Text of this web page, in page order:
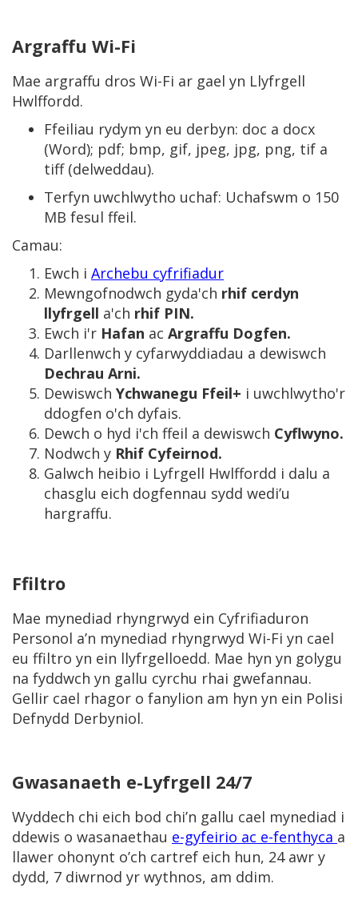
Argraffu Wi-Fi
Mae argraffu dros Wi-Fi ar gael yn Llyfrgell
Hwlffordd.
Ffeiliau rydym yn eu derbyn: doc a docx
(Word); pdf; bmp, gif, jpeg, jpg, png, tif a
tiff (delweddau).
Terfyn uwchlwytho uchaf: Uchafswm o 150
MB fesul ffeil.
Camau:
Ewch i Archebu cyfrifiadur
Mewngofnodwch gyda'ch rhif cerdyn
llyfrgell a'ch rhif PIN.
Ewch i'r Hafan ac Argraffu Dogfen.
Darllenwch y cyfarwyddiadau a dewiswch
Dechrau Arni.
Dewiswch Ychwanegu Ffeil+ i uwchlwytho'r
ddogfen o'ch dyfais.
Dewch o hyd i'ch ffeil a dewiswch Cyflwyno.
Nodwch y Rhif Cyfeirnod.
Galwch heibio i Lyfrgell Hwlffordd i dalu a
chasglu eich dogfennau sydd wedi’u
hargraffu.
Ffiltro
Mae mynediad rhyngrwyd ein Cyfrifiaduron
Personol a’n mynediad rhyngrwyd Wi-Fi yn cael
eu ffiltro yn ein llyfrgelloedd. Mae hyn yn golygu
na fyddwch yn gallu cyrchu rhai gwefannau.
Gellir cael rhagor o fanylion am hyn yn ein Polisi
Defnydd Derbyniol.
Gwasanaeth e-Lyfrgell 24/7
Wyddech chi eich bod chi’n gallu cael mynediad i
ddewis o wasanaethau e-gyfeirio ac e-fenthyca a
llawer ohonynt o’ch cartref eich hun, 24 awr y
dydd, 7 diwrnod yr wythnos, am ddim.